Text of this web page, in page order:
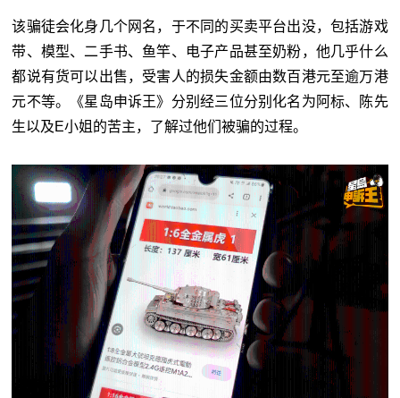
该骗徒会化身几个网名，于不同的买卖平台出没，包括游戏
带、模型、二手书、鱼竿、电子产品甚至奶粉，他几乎什么
都说有货可以出售，受害人的损失金额由数百港元至逾万港
元不等。《星岛申诉王》分别经三位分别化名为阿标、陈先
生以及E小姐的苦主，了解过他们被骗的过程。